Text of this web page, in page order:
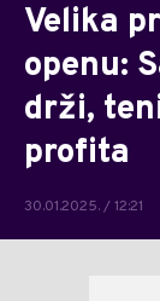
Velika
openu:
drži,
profita
30.01.2025. / 12:21